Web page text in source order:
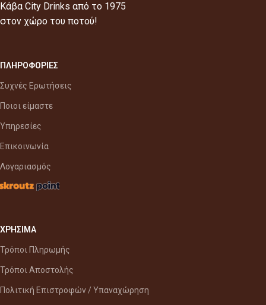
Κάβα City Drinks από το 1975
στον χώρο του ποτού!
ΠΛΗΡΟΦΟΡΙΕΣ
Συχνές Ερωτήσεις
Ποιοι είμαστε
Υπηρεσίες
Επικοινωνία
Λογαριασμός
ΧΡΗΣΙΜΑ
Τρόποι Πληρωμής
Τρόποι Αποστολής
Πολιτική Επιστροφών / Υπαναχώρηση